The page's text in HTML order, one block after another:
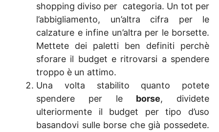
shopping diviso per categoria. Un tot per
l’abbigliamento, un’altra cifra per le
calzature e infine un’altra per le borsette.
Mettete dei paletti ben definiti perchè
sforare il budget e ritrovarsi a spendere
troppo è un attimo.
Una volta stabilito quanto potete
spendere per le borse, dividete
ulteriormente il budget per tipo d’uso
basandovi sulle borse che già possedete.